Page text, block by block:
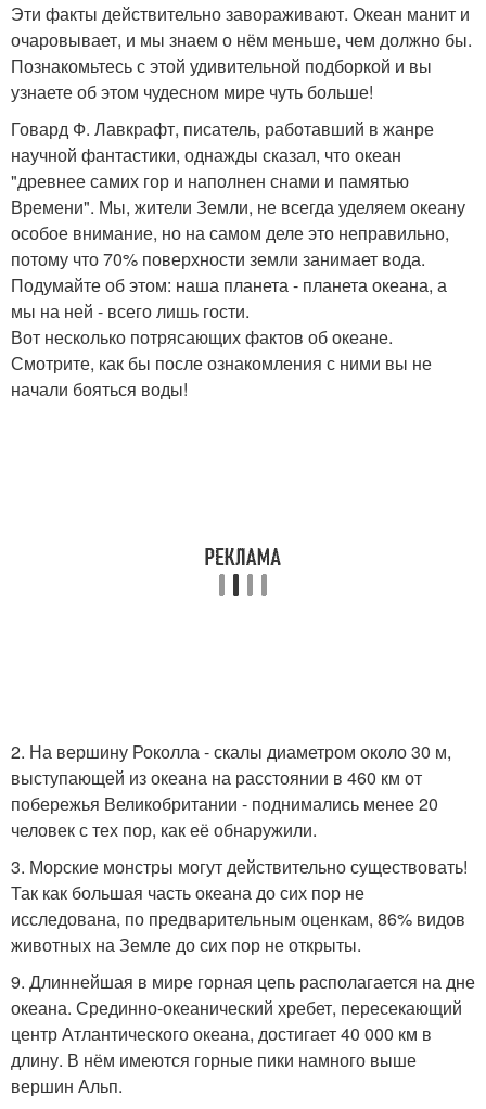
Эти факты действительно завораживают. Океан манит и
очаровывает, и мы знаем о нём меньше, чем должно бы.
Познакомьтесь с этой удивительной подборкой и вы
узнаете об этом чудесном мире чуть больше!
Говард Ф. Лавкрафт, писатель, работавший в жанре
научной фантастики, однажды сказал, что океан
"древнее самих гор и наполнен снами и памятью
Времени". Мы, жители Земли, не всегда уделяем океану
особое внимание, но на самом деле это неправильно,
потому что 70% поверхности земли занимает вода.
Подумайте об этом: наша планета - планета океана, а
мы на ней - всего лишь гости.
Вот несколько потрясающих фактов об океане.
Смотрите, как бы после ознакомления с ними вы не
начали бояться воды!
2. На вершину Роколла - скалы диаметром около 30 м,
выступающей из океана на расстоянии в 460 км от
побережья Великобритании - поднимались менее 20
человек с тех пор, как её обнаружили.
3. Морские монстры могут действительно существовать!
Так как большая часть океана до сих пор не
исследована, по предварительным оценкам, 86% видов
животных на Земле до сих пор не открыты.
9. Длиннейшая в мире горная цепь располагается на дне
океана. Срединно-океанический хребет, пересекающий
центр Атлантического океана, достигает 40 000 км в
длину. В нём имеются горные пики намного выше
вершин Альп.